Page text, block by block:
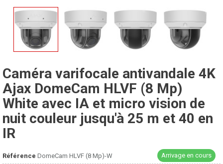
Caméra varifocale antivandale 4K
Ajax DomeCam HLVF (8 Mp)
White avec IA et micro vision de
nuit couleur jusqu'à 25 m et 40 en
IR
Référence DomeCam HLVF (8 Mp)-W Arrivage en cours